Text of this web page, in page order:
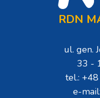
RDN
ul. gen.
33 -
tel.:
e-